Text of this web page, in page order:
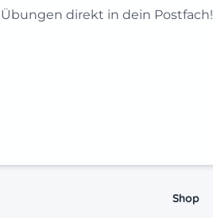
direkt in dein Postfach!
Shop